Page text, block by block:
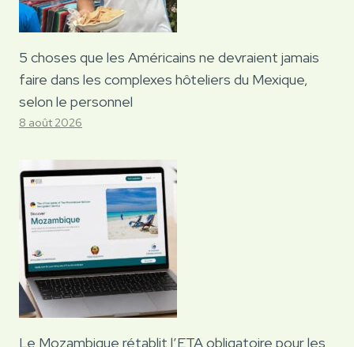
5 choses que les Américains ne devraient jamais
faire dans les complexes hôteliers du Mexique,
selon le personnel
8 août 2026
Le Mozambique rétablit l’ETA obligatoire pour les